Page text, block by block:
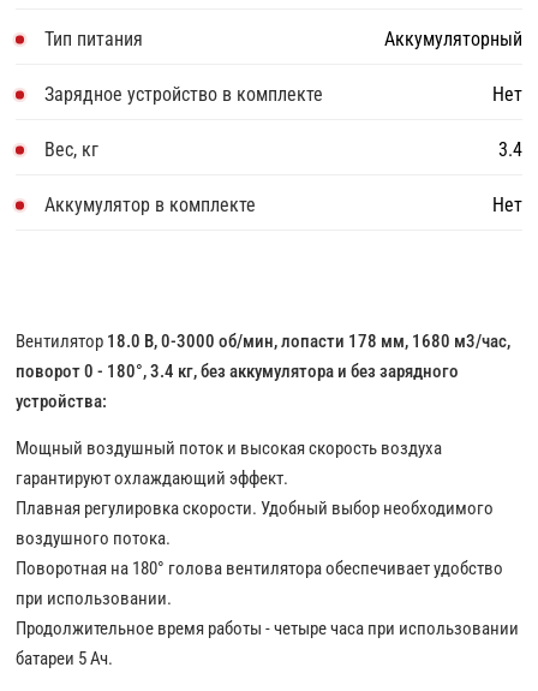
Вентилятор 18.0 В, 0-3000 об/мин, лопасти 178 мм, 1680 м3/час,
поворот 0 - 180°, 3.4 кг, без аккумулятора и без зарядного
устройства:
Мощный воздушный поток и высокая скорость воздуха
гарантируют охлаждающий эффект.
Плавная регулировка скорости. Удобный выбор необходимого
воздушного потока.
Поворотная на 180° голова вентилятора обеспечивает удобство
при использовании.
Продолжительное время работы - четыре часа при использовании
батареи 5 Ач.
Тип питания Аккумуляторный
Зарядное устройство в комплекте Нет
Вес, кг 3.4
Аккумулятор в комплекте Нет